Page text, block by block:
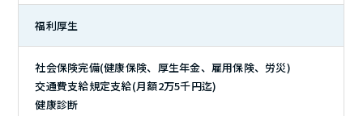
福利厚生
社会保険完備(健康保険、厚生年金、雇用保険、労災)
交通費支給規定支給(月額2万5千円迄)
健康診断